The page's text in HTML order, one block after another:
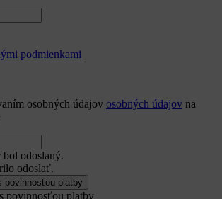
odoslať.
povinnosťou platby
reCAPTCHA a spoločnosťou Google a
osobných údajov